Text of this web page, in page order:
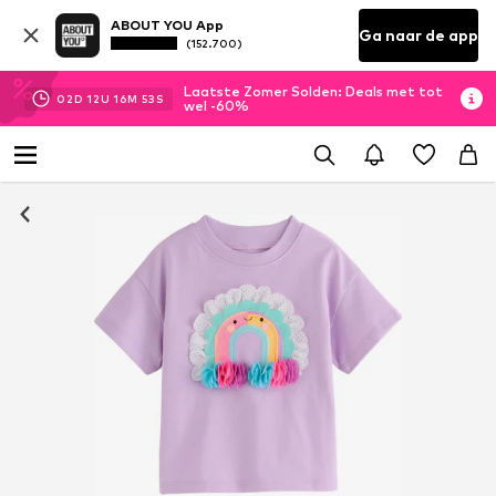
ABOUT YOU App
(152.700) Ga naar de app
02D 12U 16M 52 S
Laatste Zomer Solden: Deals met tot
wel -60%